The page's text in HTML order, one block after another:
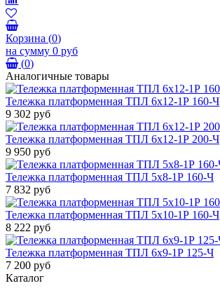
Корзина (0)
на сумму 0 руб
(0)
Аналогичные товары
Тележка платформенная ТПЛ 6х12-1Р 160-Ч
9 302 руб
Тележка платформенная ТПЛ 6х12-1Р 200-Ч
9 950 руб
Тележка платформенная ТПЛ 5х8-1Р 160-Ч
7 832 руб
Тележка платформенная ТПЛ 5х10-1Р 160-Ч
8 222 руб
Тележка платформенная ТПЛ 6х9-1Р 125-Ч
7 200 руб
Каталог